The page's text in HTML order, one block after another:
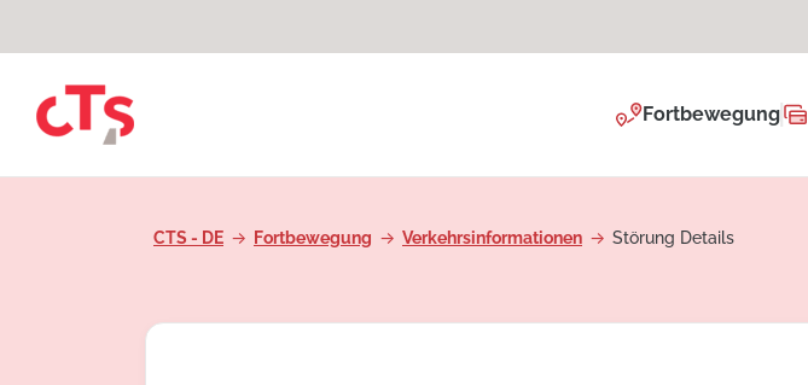
Fortbewegung
CTS - DE Fortbewegung Verkehrsinformationen Störung Details